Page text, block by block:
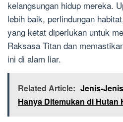
kelangsungan hidup mereka.
lebih baik, perlindungan
yang ketat diperlukan untuk
Raksasa Titan dan
ini di alam liar.
Related Article: Jenis-
Hanya Ditemukan di Hutan